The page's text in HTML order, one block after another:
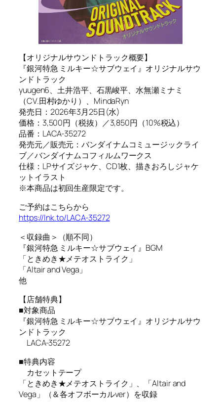
【オリジナルサウンドトラック概要】
『銀河特急 ミルキー☆サブウェイ』オリジナルサウ
ンドトラック
yuugen6、土井浩平、石黒峻平、水無瀬ミナミ
（CV.田村ゆかり）、MindaRyn
発売日：2026年3月25日(水)
価格：3,500円（税抜）／3,850円（10%税込）
品番：LACA-35272
発売元／販売元：バンダイナムコミュージックライ
ブ／バンダイナムコフィルムワークス
仕様：LPサイズジャケ、CD1枚、描きおろしジャケ
ットイラスト
※本商品は初回生産限定です。
ご予約はこちらから
https://lnk.to/LACA-35272
＜収録曲＞（順不同）
『銀河特急 ミルキー☆サブウェイ』BGM
「ときめき★メテオストライク」
「Altair and Vega」
他
【店舗特典】
■対象商品
『銀河特急 ミルキー☆サブウェイ』オリジナルサウ
ンドトラック
LACA-35272
■特典内容
カセットテープ
「ときめき★メテオストライク」、「Altair and
Vega」（＆各オフボーカルver）を収録